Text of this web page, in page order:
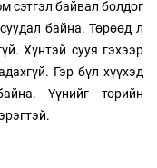
сэтгэл байвал болдог
байна. Төрөөд л
Хүнтэй сууя гэхээр
Гэр бүл хүүхэд
Үүнийг төрийн